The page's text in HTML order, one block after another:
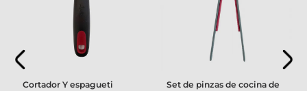
Cortador Y espagueti
Set de pinzas de cocina de